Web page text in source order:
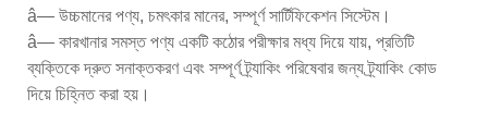
â— উচ্চমানের পণ্য, চমৎকার মানের, সম্পূর্ণ সার্টিফিকেশন সিস্টেম।
â— কারখানার সমস্ত পণ্য একটি কঠোর পরীক্ষার মধ্য দিয়ে যায়, প্রতিটি
ব্যক্তিকে দ্রুত সনাক্তকরণ এবং সম্পূর্ণ ট্র্যাকিং পরিষেবার জন্য ট্র্যাকিং কোড
দিয়ে চিহ্নিত করা হয়।